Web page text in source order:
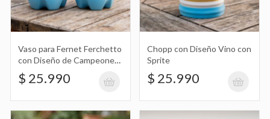
Chopp con Diseño de Messi
$ 25.990
Vaso para Fernet Ferchetto
con Diseño de Campeones
del Mundo Fútbol
Argentina Afa
$ 25.990
Chopp con Diseño Vino con
Sprite
$ 25.990